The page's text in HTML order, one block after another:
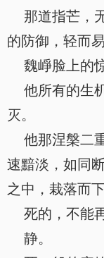
那道指芒，
的防御，轻而
魏崢脸上的
他所有的生
灭。
他那涅槃二
速黯淡，如同
之中，栽落而下
死的，不能再
静。